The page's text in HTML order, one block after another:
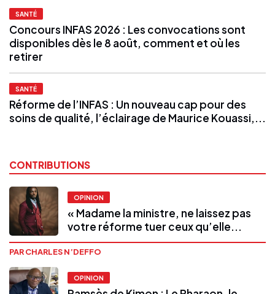
SANTÉ
Concours INFAS 2026 : Les convocations sont
disponibles dès le 8 août, comment et où les
retirer
SANTÉ
Réforme de l’INFAS : Un nouveau cap pour des
soins de qualité, l’éclairage de Maurice Kouassi,...
CONTRIBUTIONS
OPINION
« Madame la ministre, ne laissez pas
votre réforme tuer ceux qu’elle...
PAR CHARLES N’DEFFO
OPINION